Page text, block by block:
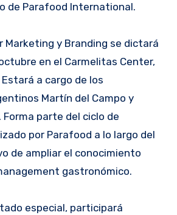
de Parafood International.
Marketing y Branding se dictará
en el Carmelitas Center,
a cargo de los
Martín del Campo y
Forma parte del ciclo de
por Parafood a lo largo del
de ampliar el conocimiento
gastronómico.
especial, participará